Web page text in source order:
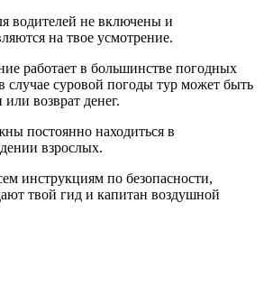
водителей не включены и
на твое усмотрение.
работает в большинстве погодных
случае суровой погоды тур может быть
или возврат денег.
постоянно находиться в
взрослых.
инструкциям по безопасности,
твой гид и капитан воздушной